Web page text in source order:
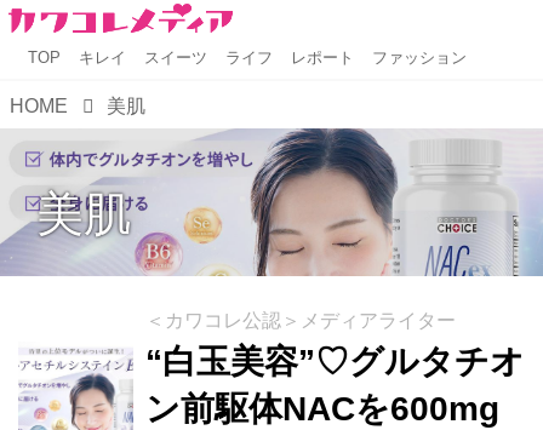
TOP キレイ スイーツ ライフ レポート ファッション
HOME 美肌
美肌
＜カワコレ公認＞メディアライター
“白玉美容”♡グルタチオ
ン前駆体NACを600mg